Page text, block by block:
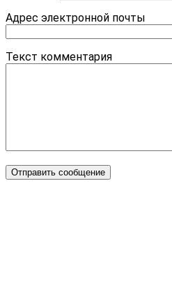
Адрес электронной почты
Текст комментария